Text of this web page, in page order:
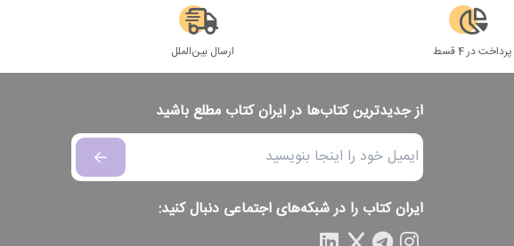
پرداخت در 4 قسط ارسال بین‌الملل
از جدیدترین کتاب‌ها در ایران کتاب مطلع باشید
ایران کتاب را در شبکه‌های اجتماعی دنبال کنید: